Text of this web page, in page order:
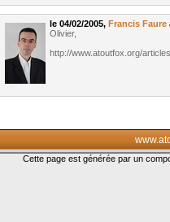
le 04/02/2005, Francis Faure
Olivier,
http://www.atoutfox.org/
Cette page est générée par un